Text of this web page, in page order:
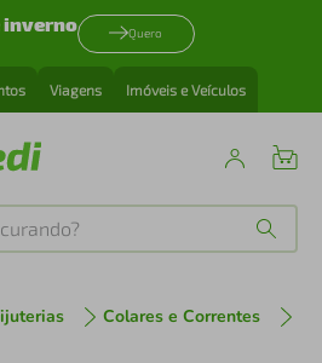
inverno Quero
Viagens Imóveis e Veículos
Colares e Correntes